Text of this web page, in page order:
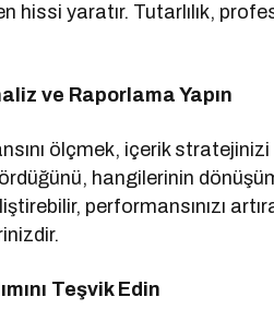
hissi yaratır. Tutarlılık,
ve Raporlama Yapın
ölçmek, içerik
hangilerinin
performansınızı
Teşvik Edin